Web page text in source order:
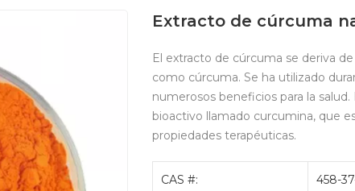
Extracto de cúrcuma
El extracto de cúrcuma se deriva
como cúrcuma. Se ha utilizado
numerosos beneficios para la
bioactivo llamado curcumina, que
propiedades terapéuticas.
CAS #: 458-